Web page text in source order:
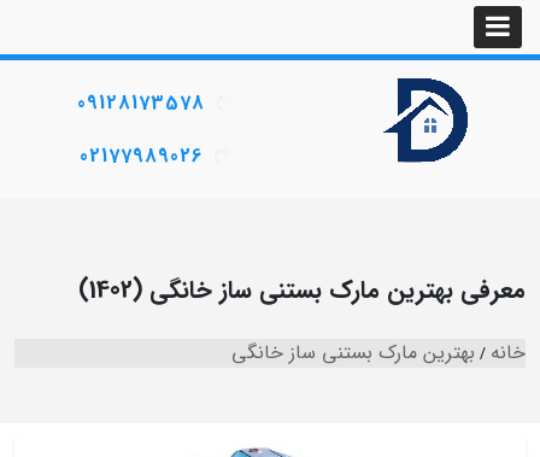
09128173578
02177989026
معرفی بهترین مارک بستنی ساز خانگی (1402)
خانه بهترین مارک بستنی ساز خانگی